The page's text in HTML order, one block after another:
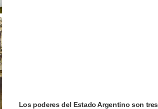
Los poderes del Estado Argentino son